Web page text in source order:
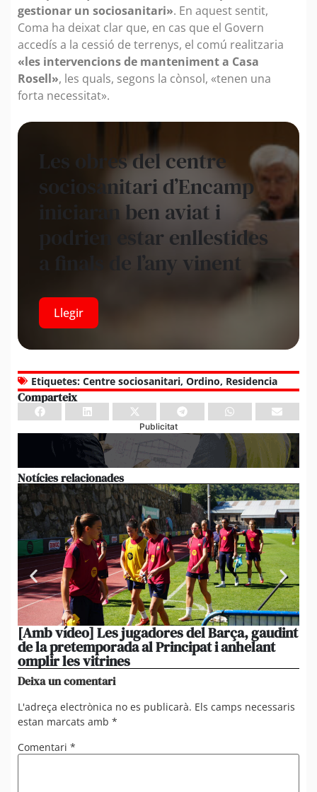
gestionar un sociosanitari». En aquest sentit,
Coma ha deixat clar que, en cas que el Govern
accedís a la cessió de terrenys, el comú realitzaria
«les intervencions de manteniment a Casa
Rosell», les quals, segons la cònsol, «tenen una
forta necessitat».
Les obres del centre
sociosanitari d’Encamp
iniciaran ben aviat i
podrien estar enllestides
a finals de l’any vinent
Llegir
Etiquetes: Centre sociosanitari, Ordino, Residencia
Comparteix
Publicitat
Notícies relacionades
[Amb vídeo] Les jugadores del Barça, gaudint
de la pretemporada al Principat i anhelant
omplir les vitrines
Deixa un comentari
L'adreça electrònica no es publicarà. Els camps necessaris
estan marcats amb *
Comentari *